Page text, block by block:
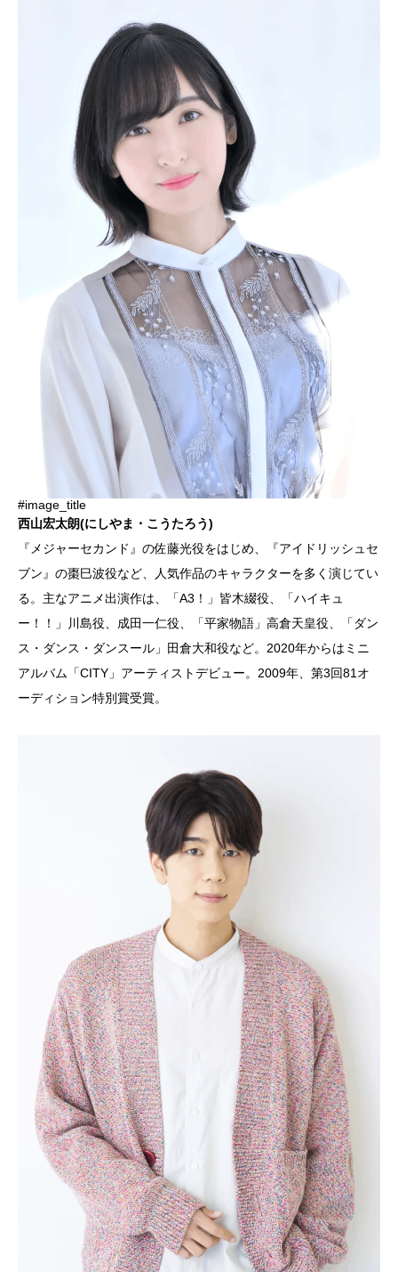
#image_title
西山宏太朗(にしやま・こうたろう)
『メジャーセカンド』の佐藤光役をはじめ、『アイドリッシュセ
ブン』の棗巳波役など、人気作品のキャラクターを多く演じてい
る。主なアニメ出演作は、「A3！」皆木綴役、「ハイキュ
ー！！」川島役、成田一仁役、「平家物語」高倉天皇役、「ダン
ス・ダンス・ダンスール」田倉大和役など。2020年からはミニ
アルバム「CITY」アーティストデビュー。2009年、第3回81オ
ーディション特別賞受賞。